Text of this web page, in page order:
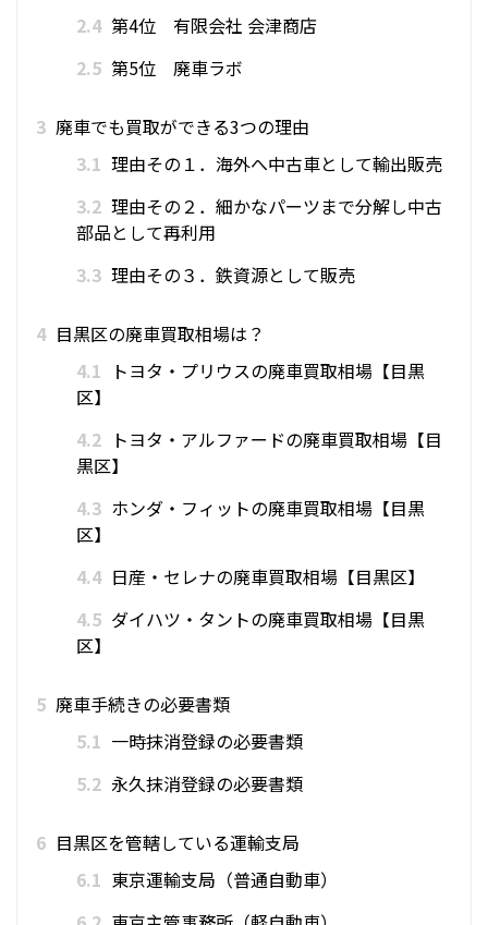
2.4 第4位 有限会社 会津商店
2.5 第5位 廃車ラボ
3 廃車でも買取ができる3つの理由
3.1 理由その１．海外へ中古車として輸出販売
3.2 理由その２．細かなパーツまで分解し中古
部品として再利用
3.3 理由その３．鉄資源として販売
4 目黒区の廃車買取相場は？
4.1
トヨタ・プリウスの廃車買取相場【目黒
区】
4.2 トヨタ・アルファードの廃車買取相場【目
黒区】
4.3 ホンダ・フィットの廃車買取相場【目黒
区】
4.4 日産・セレナの廃車買取相場【目黒区】
4.5 ダイハツ・タントの廃車買取相場【目黒
区】
5 廃車手続きの必要書類
5.1 一時抹消登録の必要書類
5.2 永久抹消登録の必要書類
6 目黒区を管轄している運輸支局
6.1 東京運輸支局（普通自動車）